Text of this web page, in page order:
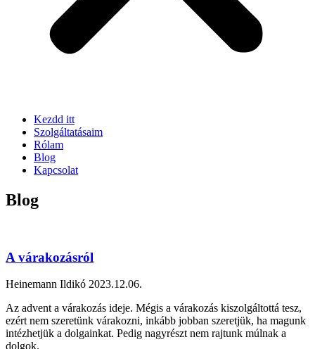
Kezdd itt
Szolgáltatásaim
Rólam
Blog
Kapcsolat
Blog
A várakozásról
Heinemann Ildikó 2023.12.06.
Az advent a várakozás ideje. Mégis a várakozás kiszolgáltottá tesz,
ezért nem szeretünk várakozni, inkább jobban szeretjük, ha magunk
intézhetjük a dolgainkat. Pedig nagyrészt nem rajtunk múlnak a
dolgok.